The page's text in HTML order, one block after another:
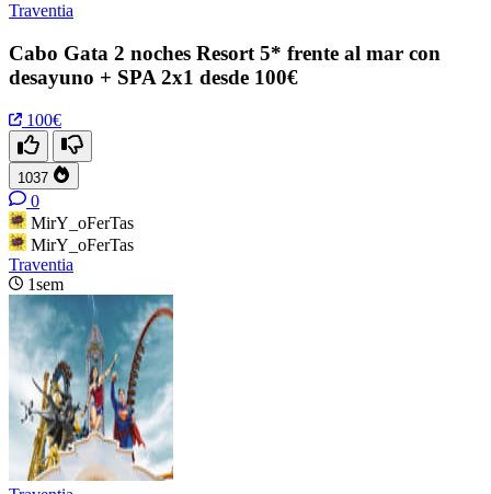
Traventia
Cabo Gata 2 noches Resort 5* frente al mar con
desayuno + SPA 2x1 desde 100€
100€
1037
0
MirY_oFerTas
MirY_oFerTas
Traventia
1sem